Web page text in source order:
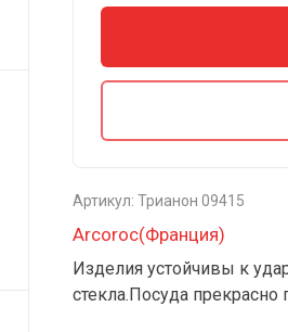
Артикул: Трианон 09415
Arcoroc(Франция)
Изделия устойчивы к
стекла.Посуда